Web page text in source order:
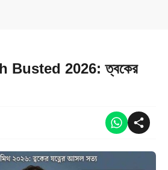
Busted 2026: ত্বকের